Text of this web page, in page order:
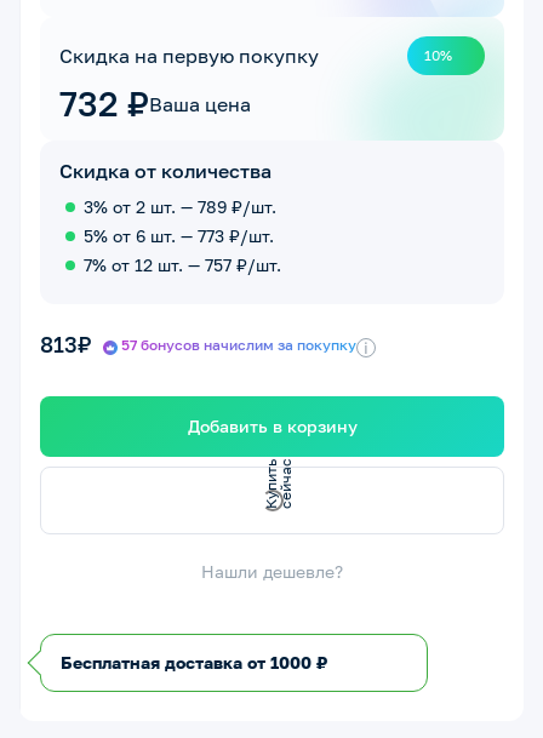
Скидка на первую покупку 10%
732 ₽Ваша цена
Скидка от количества
3% от 2 шт. — 789 ₽/шт.
5% от 6 шт. — 773 ₽/шт.
7% от 12 шт. — 757 ₽/шт.
813₽ 57 бонусов начислим за покупку i
Добавить в корзину
К
у
п
и
т
ь
с
е
й
ч
а
с
Нашли дешевле?
Бесплатная доставка от 1000 ₽